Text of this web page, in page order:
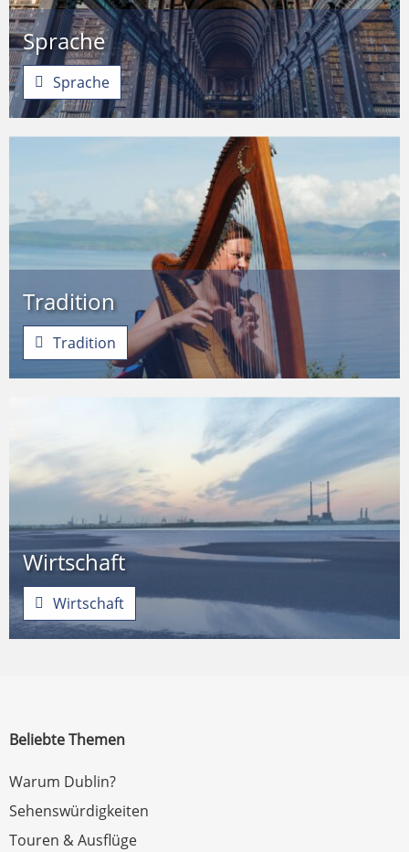
Sprache
Sprache
Tradition
Tradition
Wirtschaft
Wirtschaft
Beliebte Themen
Warum Dublin?
Sehenswürdigkeiten
Touren & Ausflüge